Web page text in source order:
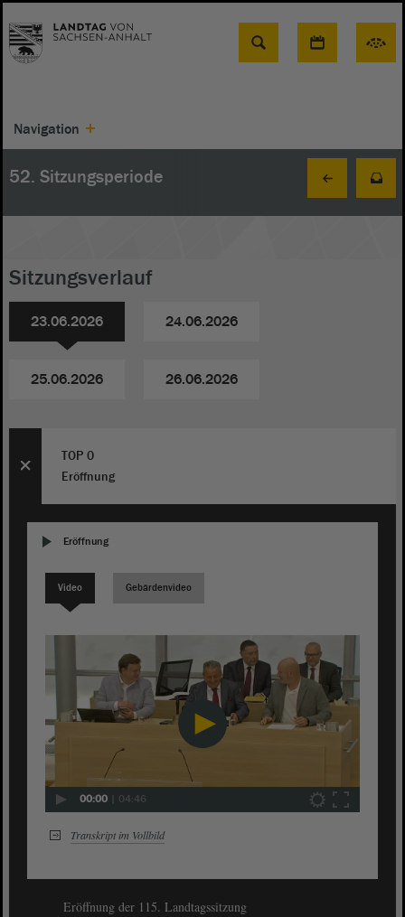
Suche
Navigation
52. Sitzungsperiode
Sitzungsverlauf
23.06.2026 24.06.2026
25.06.2026 26.06.2026
TOP 0
Eröffnung
Eröffnung
Video Gebärdenvideo
00:00 04:46
Transkript im Vollbild
Eröffnung der 115. Landtagssitzung